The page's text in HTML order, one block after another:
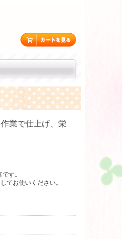
業で仕上げ、栄
す。
てお使いください。